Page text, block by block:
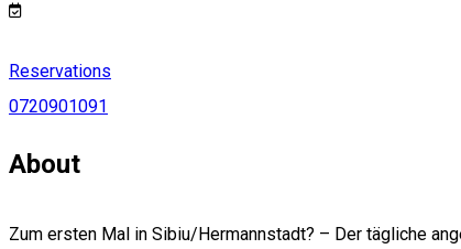
Reservations
0720901091
About
Zum ersten Mal in Sibiu/Hermannstadt? – Der tägliche